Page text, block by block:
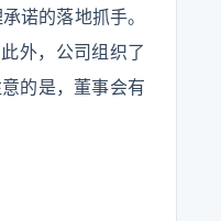
诺的落地抓手。
外，公司组织了
的是，董事会有